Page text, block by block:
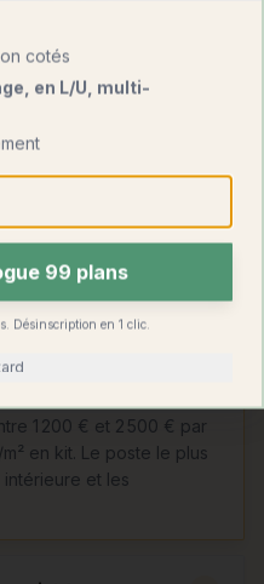
bois
bois 3 chambres ?
1 200 € et 2 500 € par
en kit. Le poste le plus
et les
cotés
en L/U, multi-
99 plans
Désinscription en 1 clic.